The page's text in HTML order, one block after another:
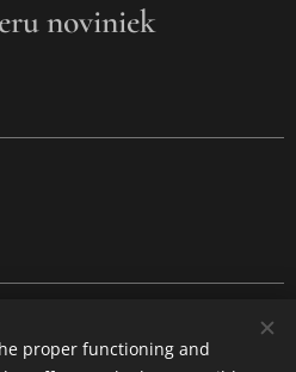
noviniek
proper functioning and